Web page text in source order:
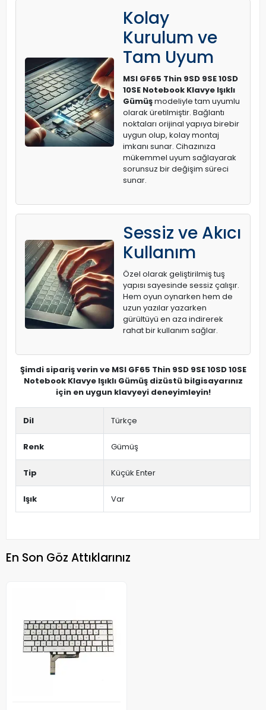
Kolay
Kurulum ve
Tam Uyum
MSI GF65 Thin 9SD 9SE 10SD
10SE Notebook Klavye Işıklı
Gümüşmodeliyle tam uyumlu
olarak üretilmiştir. Bağlantı
noktaları orijinal yapıya birebir
uygun olup, kolay montaj
imkanı sunar. Cihazınıza
mükemmel uyum sağlayarak
sorunsuz bir değişim süreci
sunar.
Sessiz ve Akıcı
Kullanım
Özel olarak geliştirilmiş tuş
yapısı sayesinde sessiz çalışır.
Hem oyun oynarken hem de
uzun yazılar yazarken
gürültüyü en aza indirerek
rahat bir kullanım sağlar.
Şimdi sipariş verin ve MSI GF65 Thin 9SD 9SE 10SD 10SE
Notebook Klavye Işıklı Gümüş dizüstü bilgisayarınız
için en uygun klavyeyi deneyimleyin!
Dil Türkçe
Renk Gümüş
Tip Küçük Enter
Işık Var
En Son Göz Attıklarınız